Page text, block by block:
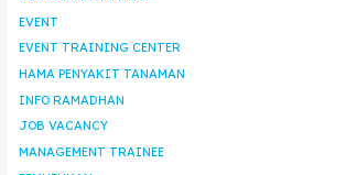
EVENT
EVENT TRAINING CENTER
HAMA PENYAKIT TANAMAN
INFO RAMADHAN
JOB VACANCY
MANAGEMENT TRAINEE